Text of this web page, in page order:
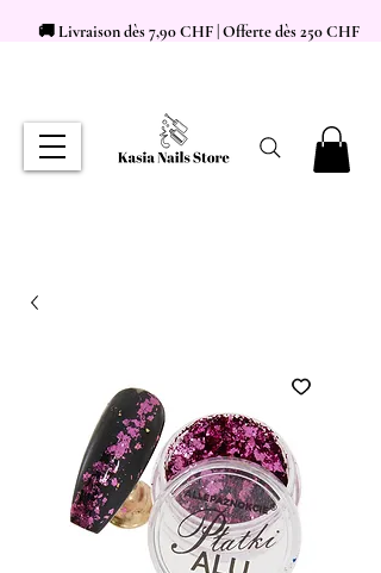
🚚 Livraison dès 7,90 CHF | Offerte dès 250 CHF